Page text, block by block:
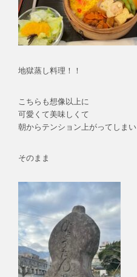
地獄蒸し料理！！
こちらも想像以上に
可愛くて美味しくて
朝からテンション上がってしまい
そのまま